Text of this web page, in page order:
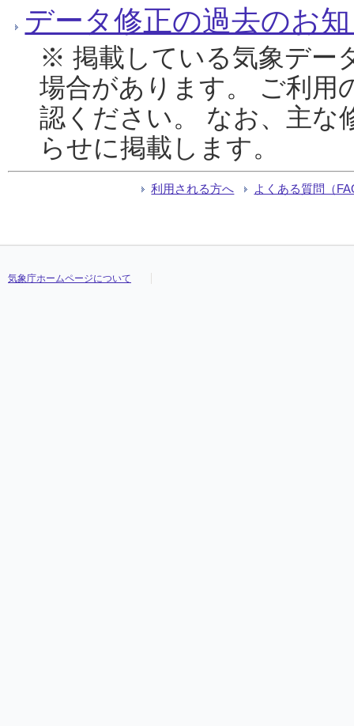
データ修正の過去のお
※ 掲載している気象デー
場合があります。 ご利用
認ください。 なお、主な
らせに掲載します。
利用される方へ よくある質問（
気象庁ホームページについて